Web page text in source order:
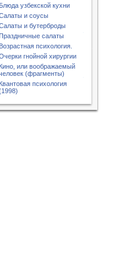
Блюда узбекской кухни
и соусы
и бутерброды
Праздничные салаты
Возрастная психология.
гнойной хирургии
Кино, или воображаемый
(фрагменты)
Квантовая психология